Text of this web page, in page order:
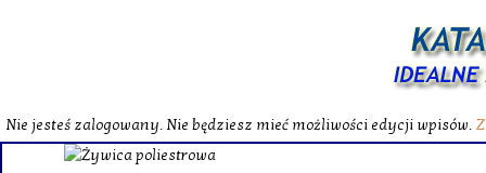
Nie jesteś zalogowany. Nie będziesz mieć możliwości edycji wpisów.